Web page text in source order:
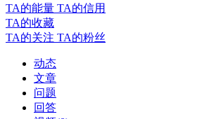
TA的能量 TA的信用
TA的收藏
TA的关注 TA的粉丝
动态
文章
问题
回答